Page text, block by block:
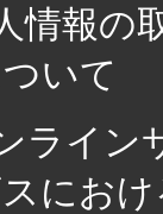
情報の
いて
ライン
にお